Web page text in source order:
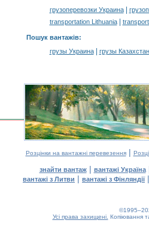
грузоперевозки Украина|
transportation Lithuania|
Пошук вантажів:
грузы Украина| грузы Казахстан
Розцінки на вантажні перевезення|
знайти вантаж| вантажі Україна
вантажі з Литви | вантажі з Фінляндії|
Усі права захищені. Копіювання